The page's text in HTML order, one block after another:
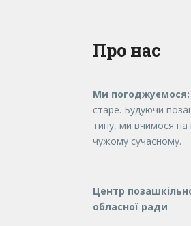
Про нас
Ми погоджуємося:
старе. Будуючи
типу, ми вчимося на
чужому сучасному.
Центр
обласної ради